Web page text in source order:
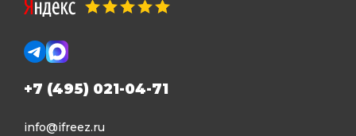
+7 (495) 021-04-71
info@ifreez.ru